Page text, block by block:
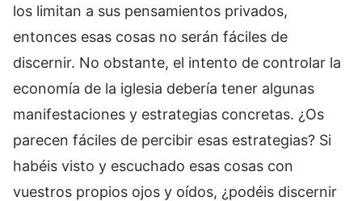
los limitan a sus pensamientos privados,
entonces esas cosas no serán fáciles de
discernir. No obstante, el intento de controlar la
economía de la iglesia debería tener algunas
manifestaciones y estrategias concretas. ¿Os
parecen fáciles de percibir esas estrategias? Si
habéis visto y escuchado esas cosas con
vuestros propios ojos y oídos, ¿podéis discernir